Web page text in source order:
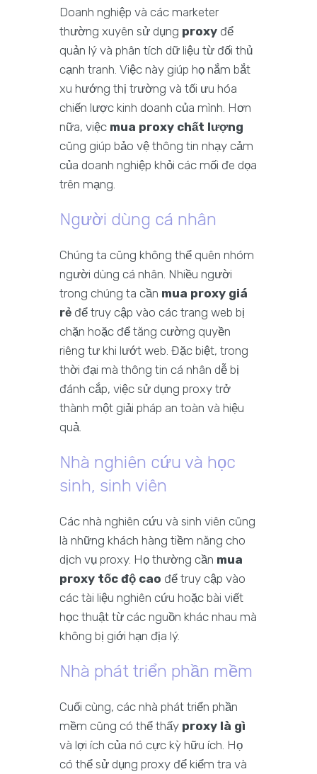
Doanh nghiệp và các marketer
thường xuyên sử dụng proxy để
quản lý và phân tích dữ liệu từ đối thủ
cạnh tranh. Việc này giúp họ nắm bắt
xu hướng thị trường và tối ưu hóa
chiến lược kinh doanh của mình. Hơn
nữa, việc mua proxy chất lượng
cũng giúp bảo vệ thông tin nhạy cảm
của doanh nghiệp khỏi các mối đe dọa
trên mạng.
Người dùng cá nhân
Chúng ta cũng không thể quên nhóm
người dùng cá nhân. Nhiều người
trong chúng ta cần mua proxy giá
rẻ để truy cập vào các trang web bị
chặn hoặc để tăng cường quyền
riêng tư khi lướt web. Đặc biệt, trong
thời đại mà thông tin cá nhân dễ bị
đánh cắp, việc sử dụng proxy trở
thành một giải pháp an toàn và hiệu
quả.
Nhà nghiên cứu và học
sinh, sinh viên
Các nhà nghiên cứu và sinh viên cũng
là những khách hàng tiềm năng cho
dịch vụ proxy. Họ thường cần mua
proxy tốc độ cao để truy cập vào
các tài liệu nghiên cứu hoặc bài viết
học thuật từ các nguồn khác nhau mà
không bị giới hạn địa lý.
Nhà phát triển phần mềm
Cuối cùng, các nhà phát triển phần
mềm cũng có thể thấy proxy là gì
và lợi ích của nó cực kỳ hữu ích. Họ
có thể sử dụng proxy để kiểm tra và